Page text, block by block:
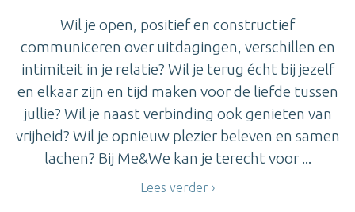
Wil je open, positief en constructief
communiceren over uitdagingen, verschillen en
intimiteit in je relatie? Wil je terug écht bij jezelf
en elkaar zijn en tijd maken voor de liefde tussen
jullie? Wil je naast verbinding ook genieten van
vrijheid? Wil je opnieuw plezier beleven en samen
lachen? Bij Me&We kan je terecht voor ...
Lees verder